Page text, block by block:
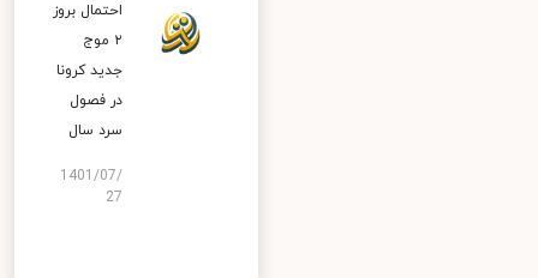
احتمال بروز
۲ موج
جدید کرونا
در فصول
سرد سال
1401/07/
27